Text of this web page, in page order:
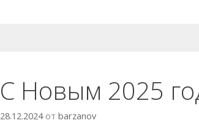
С Новым 2025
28.12.2024 от barzanov